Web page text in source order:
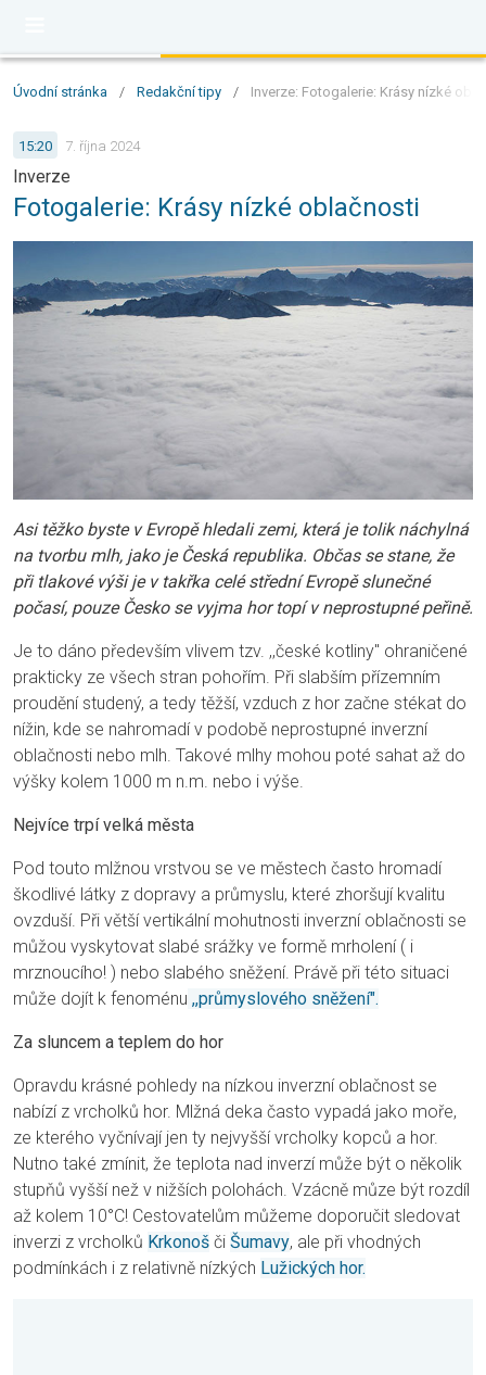
Úvodní stránka / Redakční tipy / Inverze: Fotogalerie: Krásy nízké
15:20 7. října 2024
Inverze
Fotogalerie: Krásy nízké oblačnosti
Asi těžko byste v Evropě hledali zemi, která je tolik náchylná
na tvorbu mlh, jako je Česká republika. Občas se stane, že
při tlakové výši je v takřka celé střední Evropě slunečné
počasí, pouze Česko se vyjma hor topí v neprostupné peřině.
Je to dáno především vlivem tzv. ,,české kotliny" ohraničené
prakticky ze všech stran pohořím. Při slabším přízemním
proudění studený, a tedy těžší, vzduch z hor začne stékat do
nížin, kde se nahromadí v podobě neprostupné inverzní
oblačnosti nebo mlh. Takové mlhy mohou poté sahat až do
výšky kolem 1000 m n.m. nebo i výše.
Nejvíce trpí velká města
Pod touto mlžnou vrstvou se ve městech často hromadí
škodlivé látky z dopravy a průmyslu, které zhoršují kvalitu
ovzduší. Při větší vertikální mohutnosti inverzní oblačnosti se
můžou vyskytovat slabé srážky ve formě mrholení ( i
mrznoucího! ) nebo slabého sněžení. Právě při této situaci
může dojít k fenoménu ,,průmyslového sněžení".
Za sluncem a teplem do hor
Opravdu krásné pohledy na nízkou inverzní oblačnost se
nabízí z vrcholků hor. Mlžná deka často vypadá jako moře,
ze kterého vyčnívají jen ty nejvyšší vrcholky kopců a hor.
Nutno také zmínit, že teplota nad inverzí může být o několik
stupňů vyšší než v nižších polohách. Vzácně můze být rozdíl
až kolem 10°C! Cestovatelům můžeme doporučit sledovat
inverzi z vrcholků Krkonoš či Šumavy, ale při vhodných
podmínkách i z relativně nízkých Lužických hor.